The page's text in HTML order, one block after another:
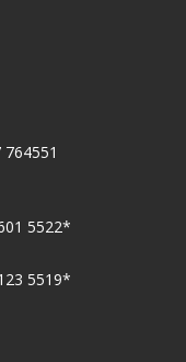
5522*
5519*